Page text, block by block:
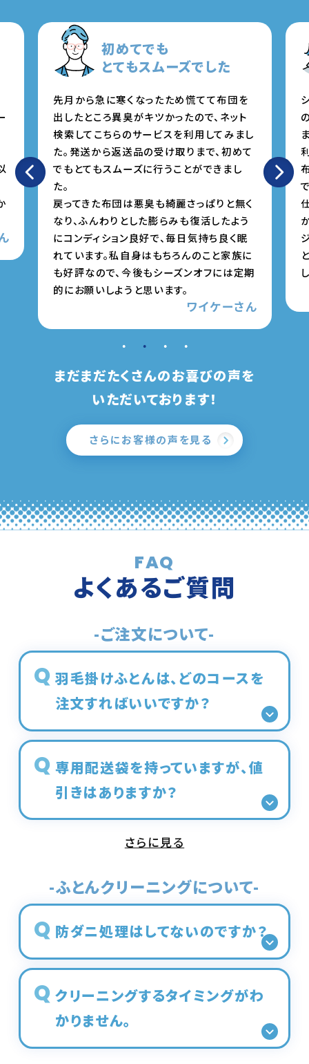
く
に
数日で返ってきたので
助かりました
シーズンオフになってしまっていた間に、も
のすごい湿気とジメジメとした匂いが…この
ままでは使えない！と、こちらクリーニングを
利用させていただきました。
布団の引き取りから返却まで、宅配便で楽
仕上がりはふかふかで軽く、厚みが増して暖
かくなっているようです。気になっていたジメ
ジメ臭も全く無くなっていました。
とても満足しています。ありがとうございま
した。
まだまだたくさんのお喜びの声を
いただいております！
さらにお客様の声を見る
FAQ
よくあるご質問
-ご注文について-
羽毛掛けふとんは、どのコースを
注文すればいいですか？
専用配送袋を持っていますが、値
引きはありますか？
さらに見る
-ふとんクリーニングについて-
防ダニ処理はしてないのですか？
クリーニングするタイミングがわ
かりません。